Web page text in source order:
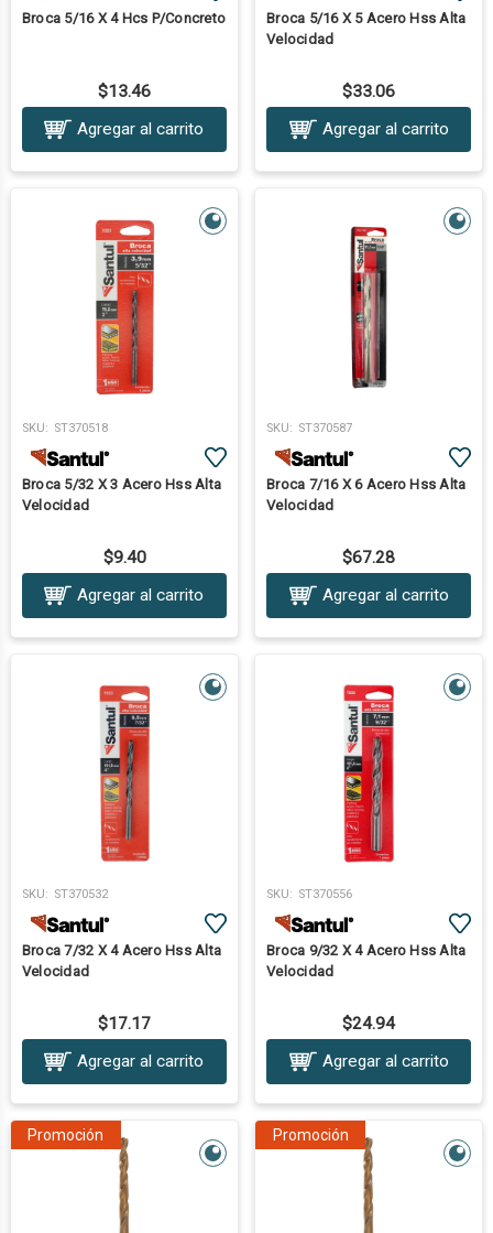
Broca 5/16 X 4 Hcs P/Concreto
$13.46
Agregar al carrito
Broca 5/16 X 5 Acero Hss Alta
Velocidad
$33.06
Agregar al carrito
SKU: ST370518
Broca 5/32 X 3 Acero Hss Alta
Velocidad
$9.40
Agregar al carrito
SKU: ST370587
Broca 7/16 X 6 Acero Hss Alta
Velocidad
$67.28
Agregar al carrito
SKU: ST370532
Broca 7/32 X 4 Acero Hss Alta
Velocidad
$17.17
Agregar al carrito
SKU: ST370556
Broca 9/32 X 4 Acero Hss Alta
Velocidad
$24.94
Agregar al carrito
Promoción Promoción